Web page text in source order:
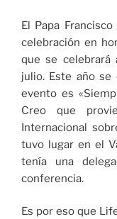
El Papa
celebración en
que se celebrará
julio. Este año
evento es
Creo que
Internacional
tuvo lugar en el
tenía una
conferencia.
Es por eso que